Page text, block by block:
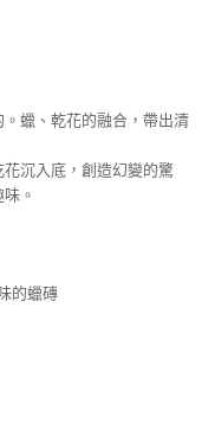
蠟、乾花的融合，帶出清
沉入底，創造幻變的驚
。
的蠟磚